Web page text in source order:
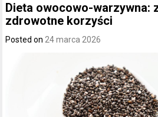
Dieta owocowo-warzywna:
zdrowotne korzyści
Posted on24 marca 2026